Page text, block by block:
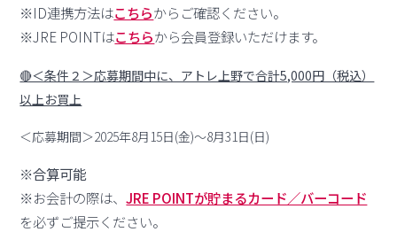
※ID連携方法はこちらからご確認ください。
※JRE POINTはこちらから会員登録いただけます。
🔴＜条件２＞応募期間中に、アトレ上野で合計5,000円（税込）
以上お買上
＜応募期間＞2025年8月15日(金)～8月31日(日)
※合算可能
※お会計の際は、JRE POINTが貯まるカード／バーコード
を必ずご提示ください。